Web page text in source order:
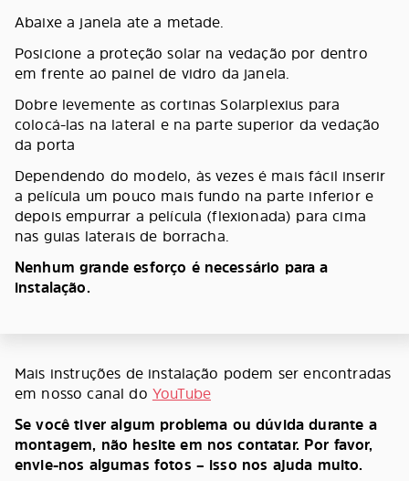
Abaixe a janela ate a metade.
Posicione a proteção solar na vedação por dentro
em frente ao painel de vidro da janela.
Dobre levemente as cortinas Solarplexius para
colocá-las na lateral e na parte superior da vedação
da porta
Dependendo do modelo, às vezes é mais fácil inserir
a película um pouco mais fundo na parte inferior e
depois empurrar a película (flexionada) para cima
nas guias laterais de borracha.
Nenhum grande esforço é necessário para a
instalação.
Mais instruções de instalação podem ser encontradas
em nosso canal do YouTube
Se você tiver algum problema ou dúvida durante a
montagem, não hesite em nos contatar. Por favor,
envie-nos algumas fotos – isso nos ajuda muito.